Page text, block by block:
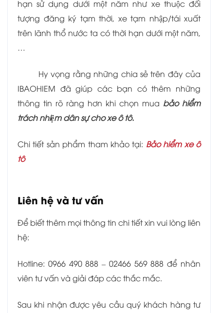
hạn sử dụng dưới một năm như xe thuộc đối
tượng đăng ký tạm thời, xe tạm nhập/tái xuất
trên lãnh thổ nước ta có thời hạn dưới một năm,
…
Hy vọng rằng những chia sẻ trên đây của
IBAOHIEM đã giúp các bạn có thêm những
thông tin rõ ràng hơn khi chọn mua bảo hiểm
trách nhiệm dân sự cho xe ô tô.
Chi tiết sản phẩm tham khảo tại: Bảo hiểm xe ô
tô
Liên hệ và tư vấn
Để biết thêm mọi thông tin chi tiết xin vui lòng liên
hệ:
Hotline: 0966 490 888 – 02466 569 888 để nhân
viên tư vấn và giải đáp các thắc mắc.
Sau khi nhận được yêu cầu quý khách hàng tư